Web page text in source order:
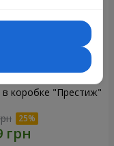
коробке "Престиж"